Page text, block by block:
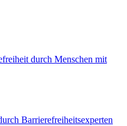
durch Menschen mit
Barrierefreiheitsexperten